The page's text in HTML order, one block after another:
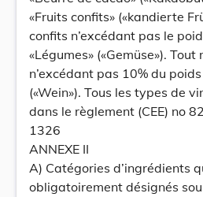
«Fruits confits» («kandierte
confits n’excédant pas le
«Légumes» («Gemüse»).
n’excédant pas 10% du
(«Wein»). Tous les types de
dans le règlement (CEE) no
1326
ANNEXE II
A) Catégories d’ingrédients
obligatoirement désignés